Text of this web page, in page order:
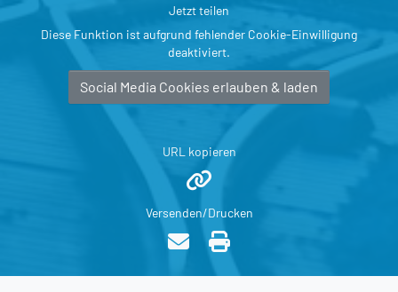
Jetzt teilen
Diese Funktion ist aufgrund fehlender Cookie-Einwilligung
deaktiviert.
Social Media Cookies erlauben & laden
URL kopieren
Versenden/Drucken